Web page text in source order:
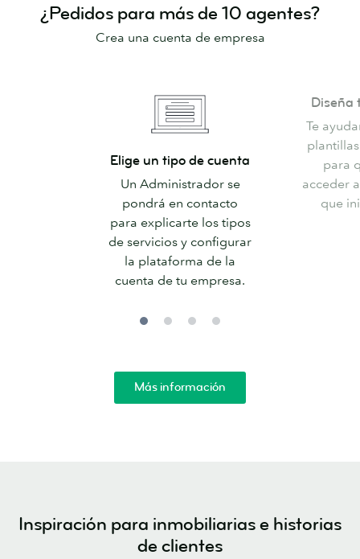
¿Pedidos para más de 10 agentes?
Crea una cuenta de empresa
Elige
cuenta
Elige un tipo de cuenta
Un Administrador se
pondrá en contacto
para explicarte los tipos
de servicios y configurar
la plataforma de la
cuenta de tu empresa.
Diseña
plantillas
Diseña
Te
para
acceder
que
Más información
Inspiración para inmobiliarias e historias
de clientes